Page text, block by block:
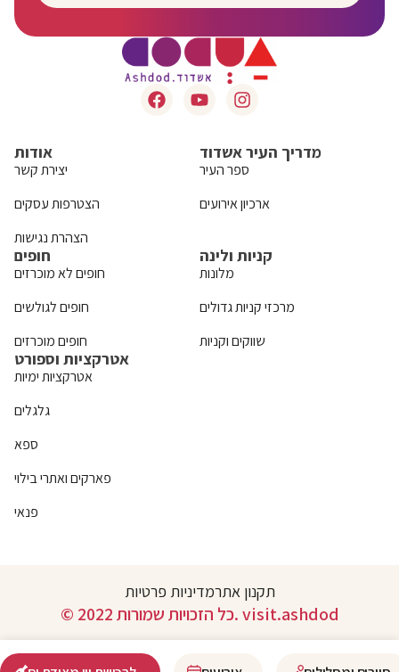
אודות
יצירת קשר
הצטרפות עסקים
הצהרת נגישות
מדריך העיר אשדוד
ספר העיר
ארכיון אירועים
חופים
חופים לא מוכרזים
חופים לגולשים
חופים מוכרזים
קניות ולינה
מלונות
מרכזי קניות גדולים
שווקים וקניות
אטרקציות וספורט
אטרקציות ימיות
גלגלים
ספא
פארקים ואתרי בילוי
פנאי
מדיניות פרטיותתקנון אתר
© 2022 כל הזכויות שמורות. visit.ashdod